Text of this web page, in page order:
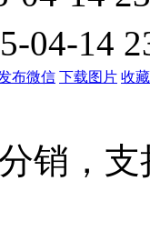
04-14
布微信 下载图片 收
销，